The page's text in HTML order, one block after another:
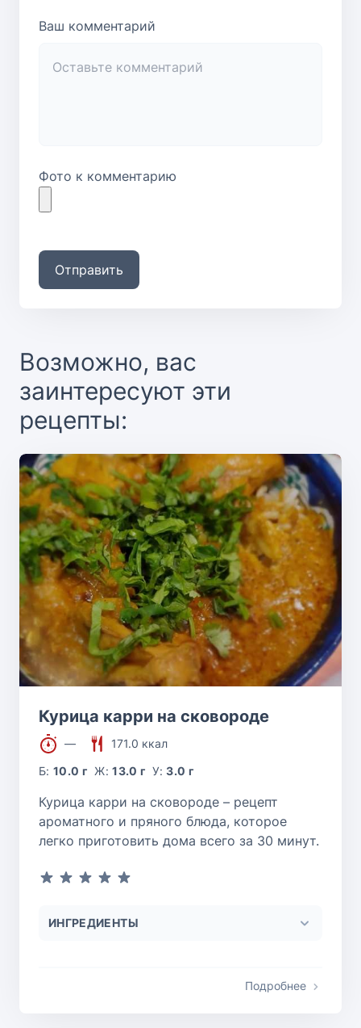
Ваш комментарий
Фото к комментарию
Отправить
Возможно, вас
заинтересуют эти
рецепты:
Курица карри на сковороде
—
171.0 ккал
Б:10.0 г Ж:13.0 г У:3.0 г
Курица карри на сковороде – рецепт
ароматного и пряного блюда, которое
легко приготовить дома всего за 30 минут.
ИНГРЕДИЕНТЫ
Подробнее